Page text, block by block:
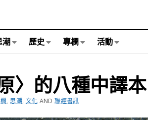
潮 歷史 專欄 活動
〉的八種中譯本
,思潮, 文化 AND聯經書訊